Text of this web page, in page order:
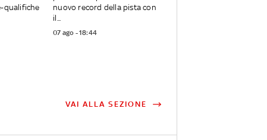
qualifiche
nuovo record della pista con
il...
07 ago - 18:44
VAI ALLA SEZIONE